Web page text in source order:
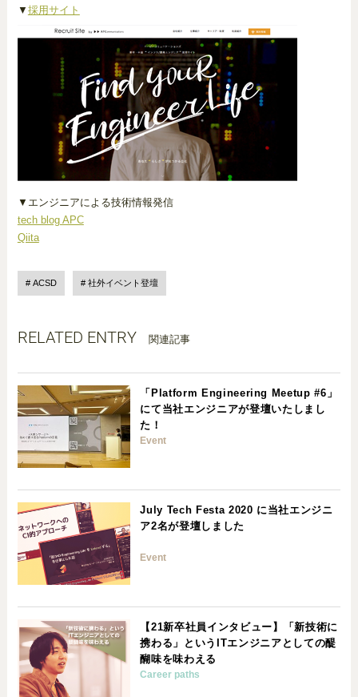
▼ 採用サイト
▼エンジニアによる技術情報発信
tech blog APC
Qiita
ACSD 社外イベント登壇
RELATED ENTRY 関連記事
「Platform Engineering Meetup #6」
にて当社エンジニアが登壇いたしまし
た！
Event
July Tech Festa 2020 に当社エンジニ
ア2名が登壇しました
Event
【21新卒社員インタビュー】「新技術に
携わる」というITエンジニアとしての醍
醐味を味わえる
Career paths